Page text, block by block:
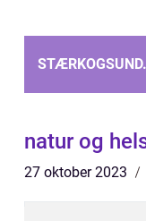
STÆRKOGSUND.
natur og
27 oktober 2023